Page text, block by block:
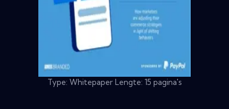
Type: Whitepaper Lengte: 15 pagina's